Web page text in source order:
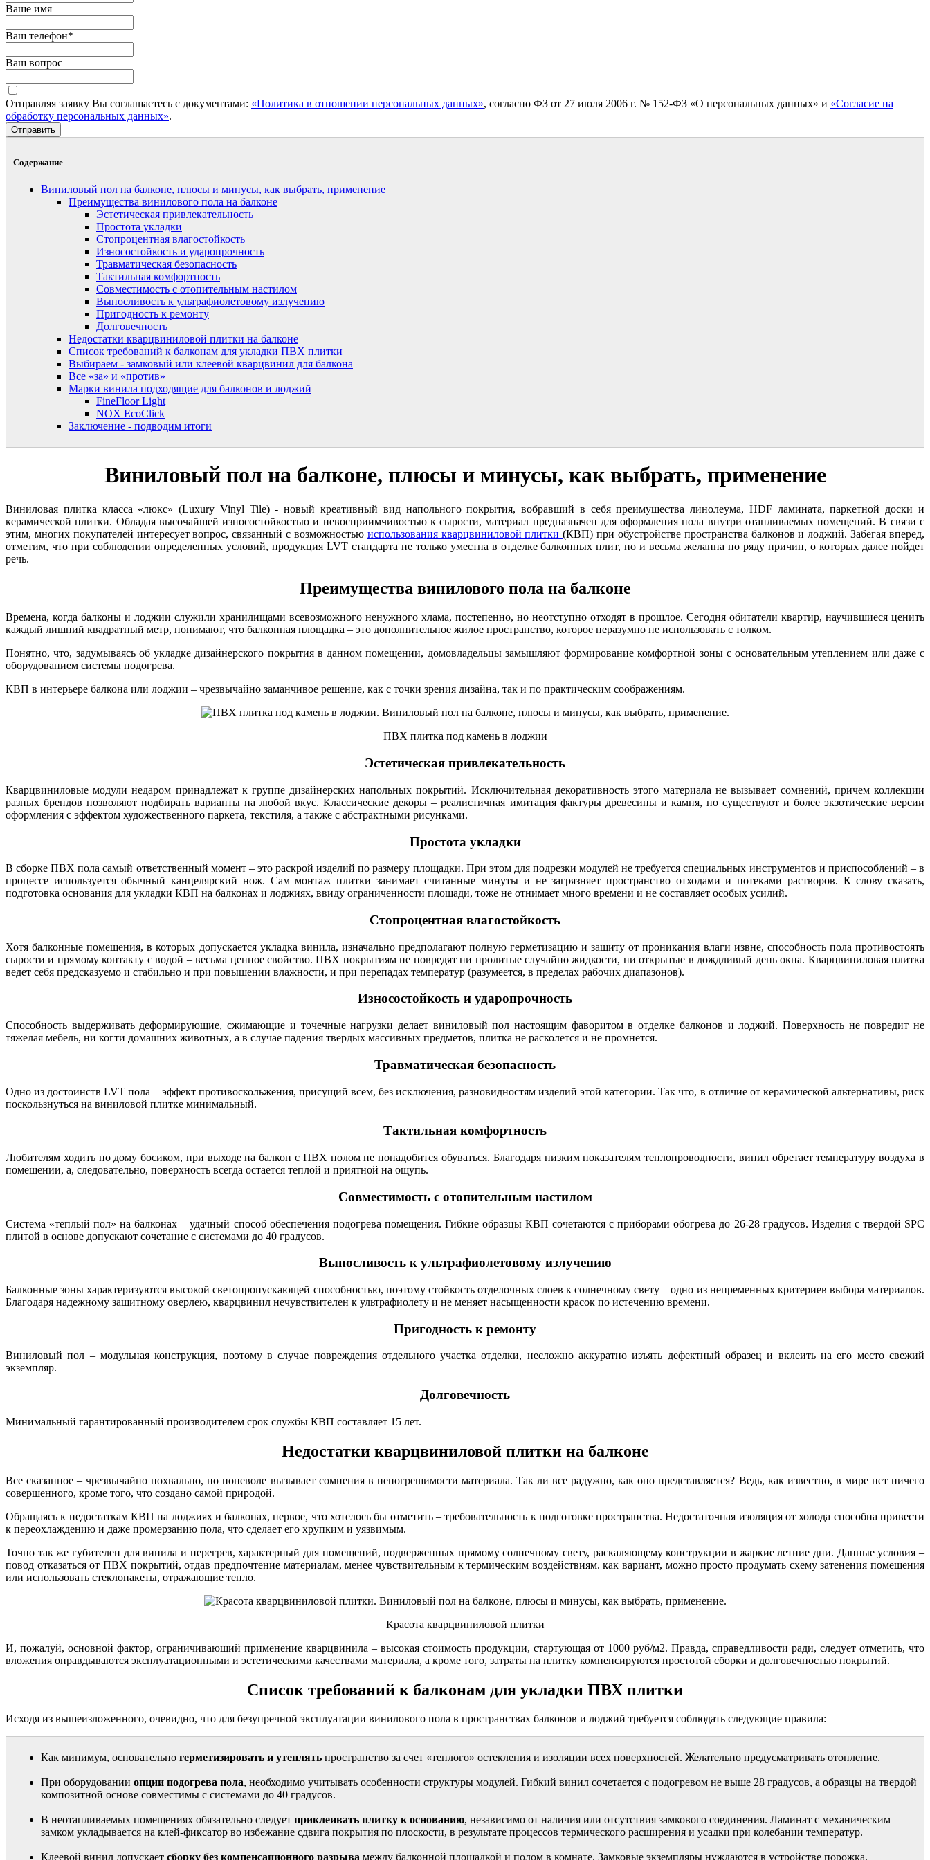
Ваше имя
Ваш телефон*
Ваш вопрос
Отправляя заявку Вы соглашаетесь с документами: «Политика в отношении персональных данных», согласно ФЗ от 27 июля 2006 г. № 152-ФЗ «О персональных данных» и «Согласие на
обработку персональных данных».
Отправить
Содержание
Виниловый пол на балконе, плюсы и минусы, как выбрать, применение
Преимущества винилового пола на балконе
Эстетическая привлекательность
Простота укладки
Стопроцентная влагостойкость
Износостойкость и ударопрочность
Травматическая безопасность
Тактильная комфортность
Совместимость с отопительным настилом
Выносливость к ультрафиолетовому излучению
Пригодность к ремонту
Долговечность
Недостатки кварцвиниловой плитки на балконе
Список требований к балконам для укладки ПВХ плитки
Выбираем - замковый или клеевой кварцвинил для балкона
Все «за» и «против»
Марки винила подходящие для балконов и лоджий
FineFloor Light
NOX EcoClick
Заключение - подводим итоги
Виниловый пол на балконе, плюсы и минусы, как выбрать, применение
Виниловая плитка класса «люкс» (Luxury Vinyl Tile) - новый креативный вид напольного покрытия, вобравший в себя преимущества линолеума, HDF ламината, паркетной доски и
керамической плитки. Обладая высочайшей износостойкостью и невосприимчивостью к сырости, материал предназначен для оформления пола внутри отапливаемых помещений. В связи с
этим, многих покупателей интересует вопрос, связанный с возможностью использования кварцвиниловой плитки(КВП) при обустройстве пространства балконов и лоджий. Забегая вперед,
отметим, что при соблюдении определенных условий, продукция LVT стандарта не только уместна в отделке балконных плит, но и весьма желанна по ряду причин, о которых далее пойдет
речь.
Преимущества винилового пола на балконе
Времена, когда балконы и лоджии служили хранилищами всевозможного ненужного хлама, постепенно, но неотступно отходят в прошлое. Сегодня обитатели квартир, научившиеся ценить
каждый лишний квадратный метр, понимают, что балконная площадка – это дополнительное жилое пространство, которое неразумно не использовать с толком.
Понятно, что, задумываясь об укладке дизайнерского покрытия в данном помещении, домовладельцы замышляют формирование комфортной зоны с основательным утеплением или даже с
оборудованием системы подогрева.
КВП в интерьере балкона или лоджии – чрезвычайно заманчивое решение, как с точки зрения дизайна, так и по практическим соображениям.
ПВХ плитка под камень в лоджии
Эстетическая привлекательность
Кварцвиниловые модули недаром принадлежат к группе дизайнерских напольных покрытий. Исключительная декоративность этого материала не вызывает сомнений, причем коллекции
разных брендов позволяют подбирать варианты на любой вкус. Классические декоры – реалистичная имитация фактуры древесины и камня, но существуют и более экзотические версии
оформления с эффектом художественного паркета, текстиля, а также с абстрактными рисунками.
Простота укладки
В сборке ПВХ пола самый ответственный момент – это раскрой изделий по размеру площадки. При этом для подрезки модулей не требуется специальных инструментов и приспособлений – в
процессе используется обычный канцелярский нож. Сам монтаж плитки занимает считанные минуты и не загрязняет пространство отходами и потеками растворов. К слову сказать,
подготовка основания для укладки КВП на балконах и лоджиях, ввиду ограниченности площади, тоже не отнимает много времени и не составляет особых усилий.
Стопроцентная влагостойкость
Хотя балконные помещения, в которых допускается укладка винила, изначально предполагают полную герметизацию и защиту от проникания влаги извне, способность пола противостоять
сырости и прямому контакту с водой – весьма ценное свойство. ПВХ покрытиям не повредят ни пролитые случайно жидкости, ни открытые в дождливый день окна. Кварцвиниловая плитка
ведет себя предсказуемо и стабильно и при повышении влажности, и при перепадах температур (разумеется, в пределах рабочих диапазонов).
Износостойкость и ударопрочность
Способность выдерживать деформирующие, сжимающие и точечные нагрузки делает виниловый пол настоящим фаворитом в отделке балконов и лоджий. Поверхность не повредит не
тяжелая мебель, ни когти домашних животных, а в случае падения твердых массивных предметов, плитка не расколется и не промнется.
Травматическая безопасность
Одно из достоинств LVT пола – эффект противоскольжения, присущий всем, без исключения, разновидностям изделий этой категории. Так что, в отличие от керамической альтернативы, риск
поскользнуться на виниловой плитке минимальный.
Тактильная комфортность
Любителям ходить по дому босиком, при выходе на балкон с ПВХ полом не понадобится обуваться. Благодаря низким показателям теплопроводности, винил обретает температуру воздуха в
помещении, а, следовательно, поверхность всегда остается теплой и приятной на ощупь.
Совместимость с отопительным настилом
Система «теплый пол» на балконах – удачный способ обеспечения подогрева помещения. Гибкие образцы КВП сочетаются с приборами обогрева до 26-28 градусов. Изделия с твердой SPC
плитой в основе допускают сочетание с системами до 40 градусов.
Выносливость к ультрафиолетовому излучению
Балконные зоны характеризуются высокой светопропускающей способностью, поэтому стойкость отделочных слоев к солнечному свету – одно из непременных критериев выбора материалов.
Благодаря надежному защитному оверлею, кварцвинил нечувствителен к ультрафиолету и не меняет насыщенности красок по истечению времени.
Пригодность к ремонту
Виниловый пол – модульная конструкция, поэтому в случае повреждения отдельного участка отделки, несложно аккуратно изъять дефектный образец и вклеить на его место свежий
экземпляр.
Долговечность
Минимальный гарантированный производителем срок службы КВП составляет 15 лет.
Недостатки кварцвиниловой плитки на балконе
Все сказанное – чрезвычайно похвально, но поневоле вызывает сомнения в непогрешимости материала. Так ли все радужно, как оно представляется? Ведь, как известно, в мире нет ничего
совершенного, кроме того, что создано самой природой.
Обращаясь к недостаткам КВП на лоджиях и балконах, первое, что хотелось бы отметить – требовательность к подготовке пространства. Недостаточная изоляция от холода способна привести
к переохлаждению и даже промерзанию пола, что сделает его хрупким и уязвимым.
Точно так же губителен для винила и перегрев, характерный для помещений, подверженных прямому солнечному свету, раскаляющему конструкции в жаркие летние дни. Данные условия –
повод отказаться от ПВХ покрытий, отдав предпочтение материалам, менее чувствительным к термическим воздействиям. как вариант, можно просто продумать схему затенения помещения
или использовать стеклопакеты, отражающие тепло.
Красота кварцвиниловой плитки
И, пожалуй, основной фактор, ограничивающий применение кварцвинила – высокая стоимость продукции, стартующая от 1000 руб/м2. Правда, справедливости ради, следует отметить, что
вложения оправдываются эксплуатационными и эстетическими качествами материала, а кроме того, затраты на плитку компенсируются простотой сборки и долговечностью покрытий.
Список требований к балконам для укладки ПВХ плитки
Исходя из вышеизложенного, очевидно, что для безупречной эксплуатации винилового пола в пространствах балконов и лоджий требуется соблюдать следующие правила:
Как минимум, основательно герметизировать и утеплять пространство за счет «теплого» остекления и изоляции всех поверхностей. Желательно предусматривать отопление.
При оборудовании опции подогрева пола, необходимо учитывать особенности структуры модулей. Гибкий винил сочетается с подогревом не выше 28 градусов, а образцы на твердой
композитной основе совместимы с системами до 40 градусов.
В неотапливаемых помещениях обязательно следует приклеивать плитку к основанию, независимо от наличия или отсутствия замкового соединения. Ламинат с механическим
замком укладывается на клей-фиксатор во избежание сдвига покрытия по плоскости, в результате процессов термического расширения и усадки при колебании температур.
Клеевой винил допускает сборку без компенсационного разрыва между балконной площадкой и полом в комнате. Замковые экземпляры нуждаются в устройстве порожка.